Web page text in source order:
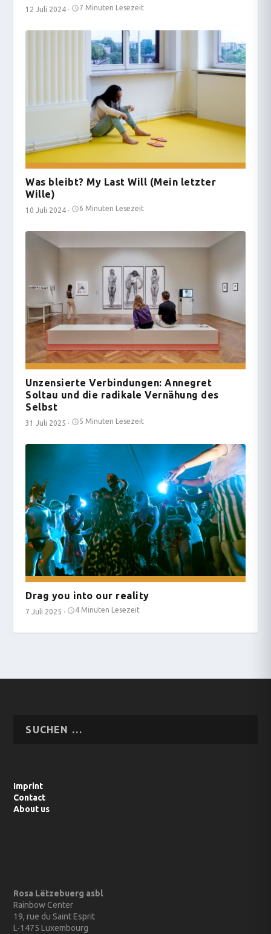
12 Juli 2024 · 7 Minuten Lesezeit
Was bleibt? My Last Will (Mein letzter
Wille)
10 Juli 2024 · 6 Minuten Lesezeit
Unzensierte Verbindungen: Annegret
Soltau und die radikale Vernähung des
Selbst
31 Juli 2025 · 5 Minuten Lesezeit
Drag you into our reality
7 Juli 2025 · 4 Minuten Lesezeit
Imprint
Contact
About us
Rosa Lëtzebuerg asbl
Rainbow Center
19, rue du Saint Esprit
L-1475 Luxembourg